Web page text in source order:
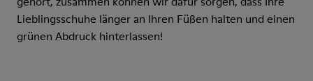
Lieblingsschuhe länger an Ihren Füßen halten und einen
grünen Abdruck hinterlassen!